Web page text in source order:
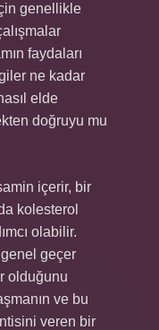
genellikle
faydaları
ne kadar
elde
doğruyu mu
içerir, bir
kolesterol
olabilir.
geçer
olduğunu
ve bu
veren bir